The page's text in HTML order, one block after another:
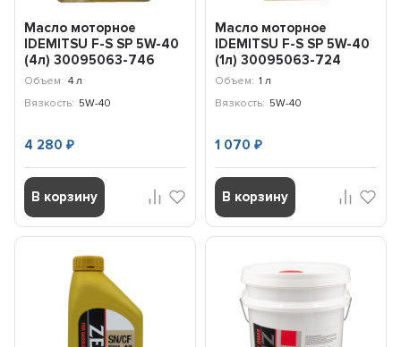
Масло моторное
IDEMITSU F-S SP 5W-40
(4л) 30095063-746
Объем: 4 л
Вязкость: 5W-40
4 280₽
В корзину
Масло моторное
IDEMITSU F-S SP 5W-40
(1л) 30095063-724
Объем: 1 л
Вязкость: 5W-40
1 070 ₽
В корзину